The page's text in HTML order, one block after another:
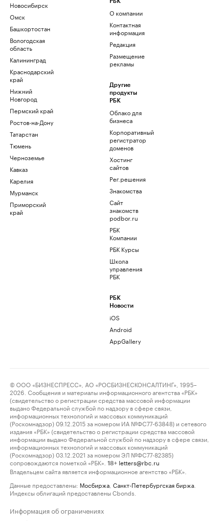
Новосибирск
Омск
Башкортостан
Вологодская
область
Калининград
Краснодарский
край
Нижний
Новгород
Пермский край
Ростов-на-Дону
Татарстан
Тюмень
Черноземье
Кавказ
Карелия
Мурманск
Приморский
край
О компании
Контактная
информация
Редакция
Размещение
рекламы
Другие
продукты
РБК
Облако для
бизнеса
Корпоративный
регистратор
доменов
Хостинг
сайтов
Рег.решения
Знакомства
Сайт
знакомств
podbor.ru
РБК
Компании
РБК Курсы
Школа
управления
РБК
РБК
Новости
iOS
Android
AppGallery
© ООО «БИЗНЕСПРЕСС», АО «РОСБИЗНЕСКОНСАЛТИНГ», 1995–
2026. Сообщения и материалы информационного агентства «РБК»
(свидетельство о регистрации средства массовой информации
выдано Федеральной службой по надзору в сфере связи,
информационных технологий и массовых коммуникаций
(Роскомнадзор) 09.12.2015 за номером ИА №ФС77-63848) и сетевого
издания «РБК» (свидетельство о регистрации средства массовой
информации выдано Федеральной службой по надзору в сфере связи,
информационных технологий и массовых коммуникаций
(Роскомнадзор) 03.12.2021 за номером ЭЛ №ФС77-82385)
сопровождаются пометкой «РБК».
18+ letters@rbc.ru
Владельцем сайта является информационное агентство «РБК».
Данные предоставлены: Мосбиржа Санкт-Петербургская биржа
Индексы облигаций предоставлены Cbonds.
Информация об ограничениях